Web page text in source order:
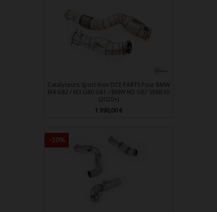
Catalyseurs Sport Inox DCE PARTS Pour BMW
M4 G82 / M3 G80 G81 / BMW M2 G87 S58B30
(2020+)
Prix
1 390,00 €
-10%